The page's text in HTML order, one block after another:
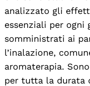
analizzato gli
essenziali per
somministrati ai
l’inalazione,
aromaterapia.
per tutta la durata